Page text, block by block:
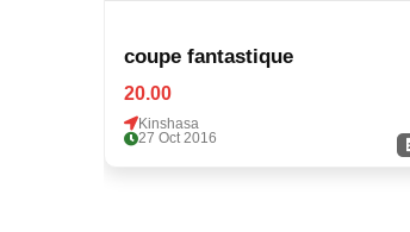
coupe fantastique
20.00
Kinshasa
27 Oct 2016